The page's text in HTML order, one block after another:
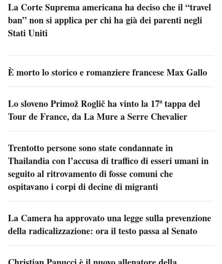
La Corte Suprema americana ha deciso che il “travel
ban” non si applica per chi ha già dei parenti negli
Stati Uniti
È morto lo storico e romanziere francese Max Gallo
Lo sloveno Primož Roglič ha vinto la 17ª tappa del
Tour de France, da La Mure a Serre Chevalier
Trentotto persone sono state condannate in
Thailandia con l’accusa di traffico di esseri umani in
seguito al ritrovamento di fosse comuni che
ospitavano i corpi di decine di migranti
La Camera ha approvato una legge sulla prevenzione
della radicalizzazione: ora il testo passa al Senato